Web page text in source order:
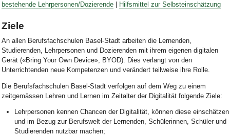
bestehende Lehrpersonen/Dozierende| Hilfsmittel zur Selbsteinschätzung
Ziele
An allen Berufsfachschulen Basel-Stadt arbeiten die Lernenden,
Studierenden, Lehrpersonen und Dozierenden mit ihrem eigenen digitalen
Gerät («Bring Your Own Device», BYOD). Dies verlangt von den
Unterrichtenden neue Kompetenzen und verändert teilweise ihre Rolle.
Die Berufsfachschulen Basel-Stadt verfolgen auf dem Weg zu einem
zeitgemässen Lehren und Lernen im Zeitalter der Digitalität folgende Ziele:
Lehrpersonen kennen Chancen der Digitalität, können diese einschätzen
​und im Bezug zur Berufswelt der Lernenden, Schülerinnen, Schüler und
Studierenden nutzbar machen;